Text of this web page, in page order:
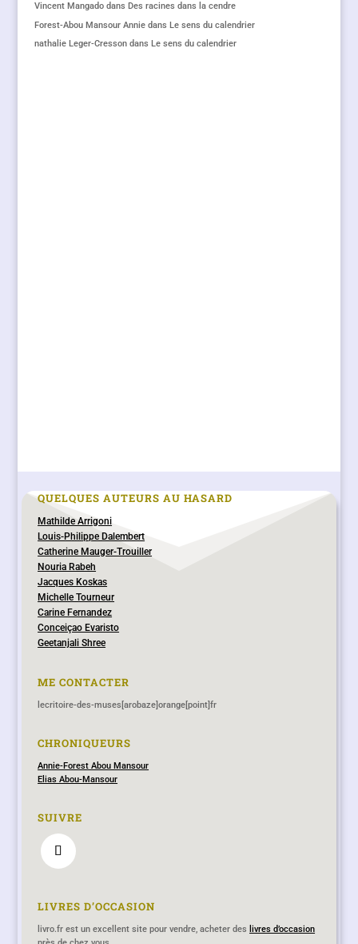
Vincent Mangadodans Des racines dans la cendre
Forest-Abou Mansour Anniedans Le sens du calendrier
nathalie Leger-Cressondans Le sens du calendrier
QUELQUES AUTEURS AU HASARD
Mathilde Arrigoni
Louis-Philippe Dalembert
Catherine Mauger-Trouiller
Nouria Rabeh
Jacques Koskas
Michelle Tourneur
Carine Fernandez
Conceiçao Evaristo
Geetanjali Shree
ME CONTACTER
lecritoire-des-muses[arobaze]orange[point]fr
CHRONIQUEURS
Annie-Forest Abou Mansour
Elias Abou-Mansour
SUIVRE
LIVRES D’OCCASION
livro.fr est un excellent site pour vendre, acheter des livres d’occasion